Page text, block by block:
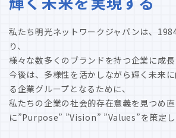
私たち明光ネットワークジャパンは、
り、
様々な数多くのブランドを持つ企業に成長
今後は、多様性を活かしながら輝く未来
る企業グループとなるために、
私たちの企業の社会的存在意義を見つめ
に”Purpose” ”Vision” ”Values”を策定し